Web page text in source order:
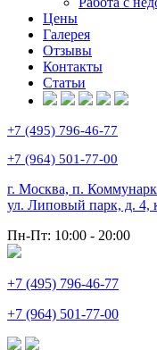
Цены
Галерея
Отзывы
Контакты
Статьи
+7 (495) 796-46-77
+7 (964) 501-77-00
г. Москва, п.
ул. Липовый парк, д. 4,
Пн-Пт: 10:00 - 20:00
+7 (495) 796-46-77
+7 (964) 501-77-00